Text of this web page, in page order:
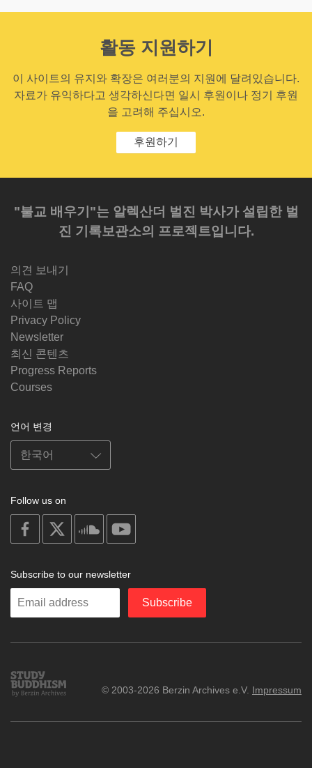
활동 지원하기
이 사이트의 유지와 확장은 여러분의 지원에 달려있습니다.
자료가 유익하다고 생각하신다면 일시 후원이나 정기 후원
을 고려해 주십시오.
후원하기
"불교 배우기"는 알렉산더 벌진 박사가 설립한 벌
진 기록보관소의 프로젝트입니다.
의견 보내기
FAQ
사이트 맵
Privacy Policy
Newsletter
최신 콘텐츠
Progress Reports
Courses
언어 변경
Follow us on
on
facebook
soundcloud
Subscribe to our newsletter
Enter
Subscribe
Study
Buddhism
© 2003-2026 Berzin Archives e.V. Impressum